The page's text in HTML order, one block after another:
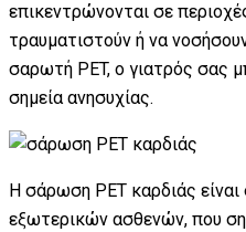
επικεντρώνονται σε
τραυματιστούν ή να
σαρωτή PET, ο γιατρός σας
σημεία ανησυχίας.
Η σάρωση PET καρδιάς
εξωτερικών ασθενών, που